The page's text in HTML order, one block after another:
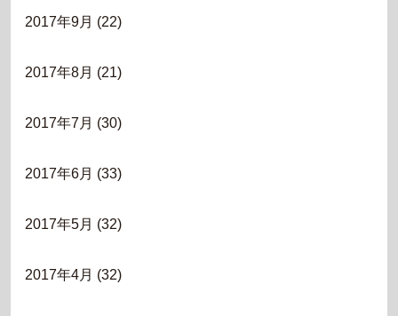
2017年9月 (22)
2017年8月 (21)
2017年7月 (30)
2017年6月 (33)
2017年5月 (32)
2017年4月 (32)